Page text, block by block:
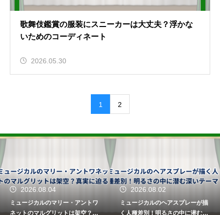
歌舞伎鑑賞の服装にスニーカーは大丈夫？浮かな
いためのコーディネート
2026.05.30
1 2
2026.08.04
ミュージカルのマリー・アントワ
ネットのマルグリットは架空？真
2026.08.02
ミュージカルのヘアスプレーが描
く人種差別！明るさの中に潜む深